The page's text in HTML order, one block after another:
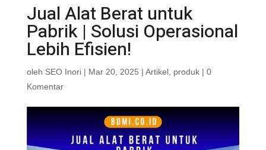
Jual Alat Berat untuk
Pabrik | Solusi Operasional
Lebih Efisien!
oleh SEO Inori| Mar 20, 2025 | Artikel, produk| 0
Komentar